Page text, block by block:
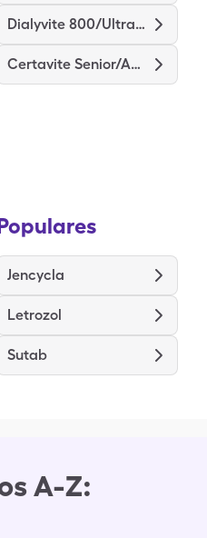
Dialyvite 800/Ultra D
Certavite Senior/Antioxidant
Jencycla
Letrozol
Sutab
A-Z: